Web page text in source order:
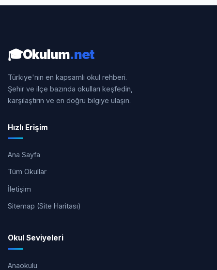
🎓Okulum.net
Türkiye'nin en kapsamlı okul rehberi.
Şehir ve ilçe bazında okulları keşfedin,
karşılaştırın ve en doğru bilgiye ulaşın.
Hızlı Erişim
Ana Sayfa
Tüm Okullar
İletişim
Sitemap (Site Haritası)
Okul Seviyeleri
Anaokulu